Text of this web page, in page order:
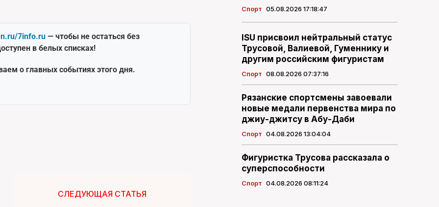
7info.ru — чтобы не остаться без
в белых списках!
о главных событиях этого дня.
СЛЕДУЮЩАЯ СТАТЬЯ
Спорт 05.08.2026 17:18:47
ISU присвоил нейтральный статус
Трусовой, Валиевой, Гуменнику и
другим российским фигуристам
Спорт 08.08.2026 07:37:16
Рязанские спортсмены завоевали
новые медали первенства мира по
джиу-джитсу в Абу-Даби
Спорт 04.08.2026 13:04:04
Фигуристка Трусова рассказала о
суперспособности
Спорт 04.08.2026 08:11:24